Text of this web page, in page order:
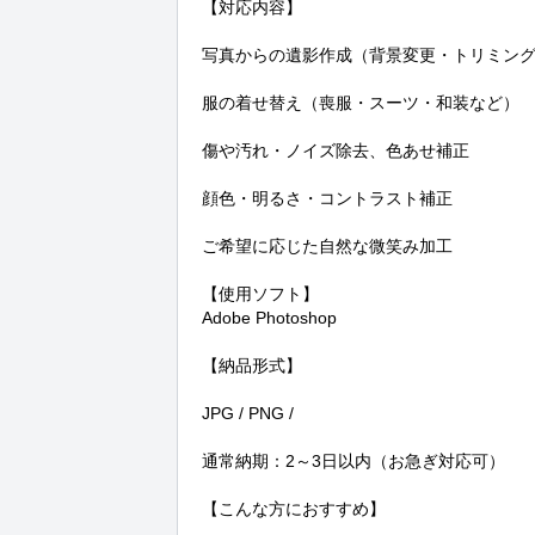
【対応内容】
写真からの遺影作成（背景変更・トリミン
服の着せ替え（喪服・スーツ・和装など）
傷や汚れ・ノイズ除去、色あせ補正
顔色・明るさ・コントラスト補正
ご希望に応じた自然な微笑み加工
【使用ソフト】
Adobe Photoshop
【納品形式】
JPG / PNG /
通常納期：2～3日以内（お急ぎ対応可）
【こんな方におすすめ】